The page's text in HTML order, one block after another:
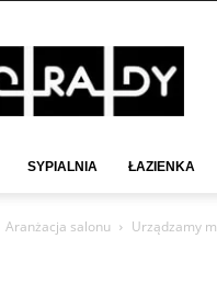
SYPIALNIA ŁAZIENKA
Aranżacja salonu Urządzamy